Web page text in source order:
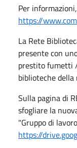
Per
https://
La Rete
presente con
prestito fumetti
biblioteche della
Sulla pagina di
sfogliare la
"Gruppo di
https://